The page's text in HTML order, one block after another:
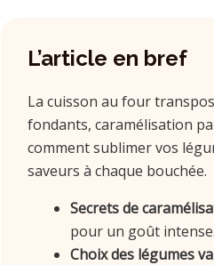
L’article en bref
La cuisson au four
fondants, caramélisation
comment sublimer vos
saveurs à chaque bouchée.
Secrets de
pour un goût intense.
Choix des légumes